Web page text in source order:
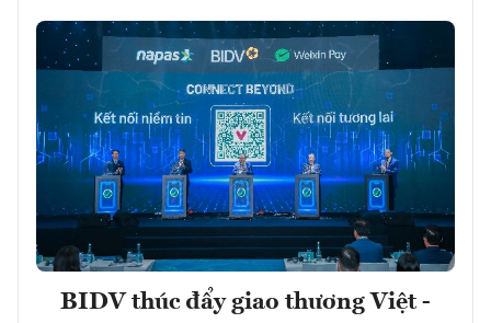
BIDV thúc đẩy giao thương Việt -